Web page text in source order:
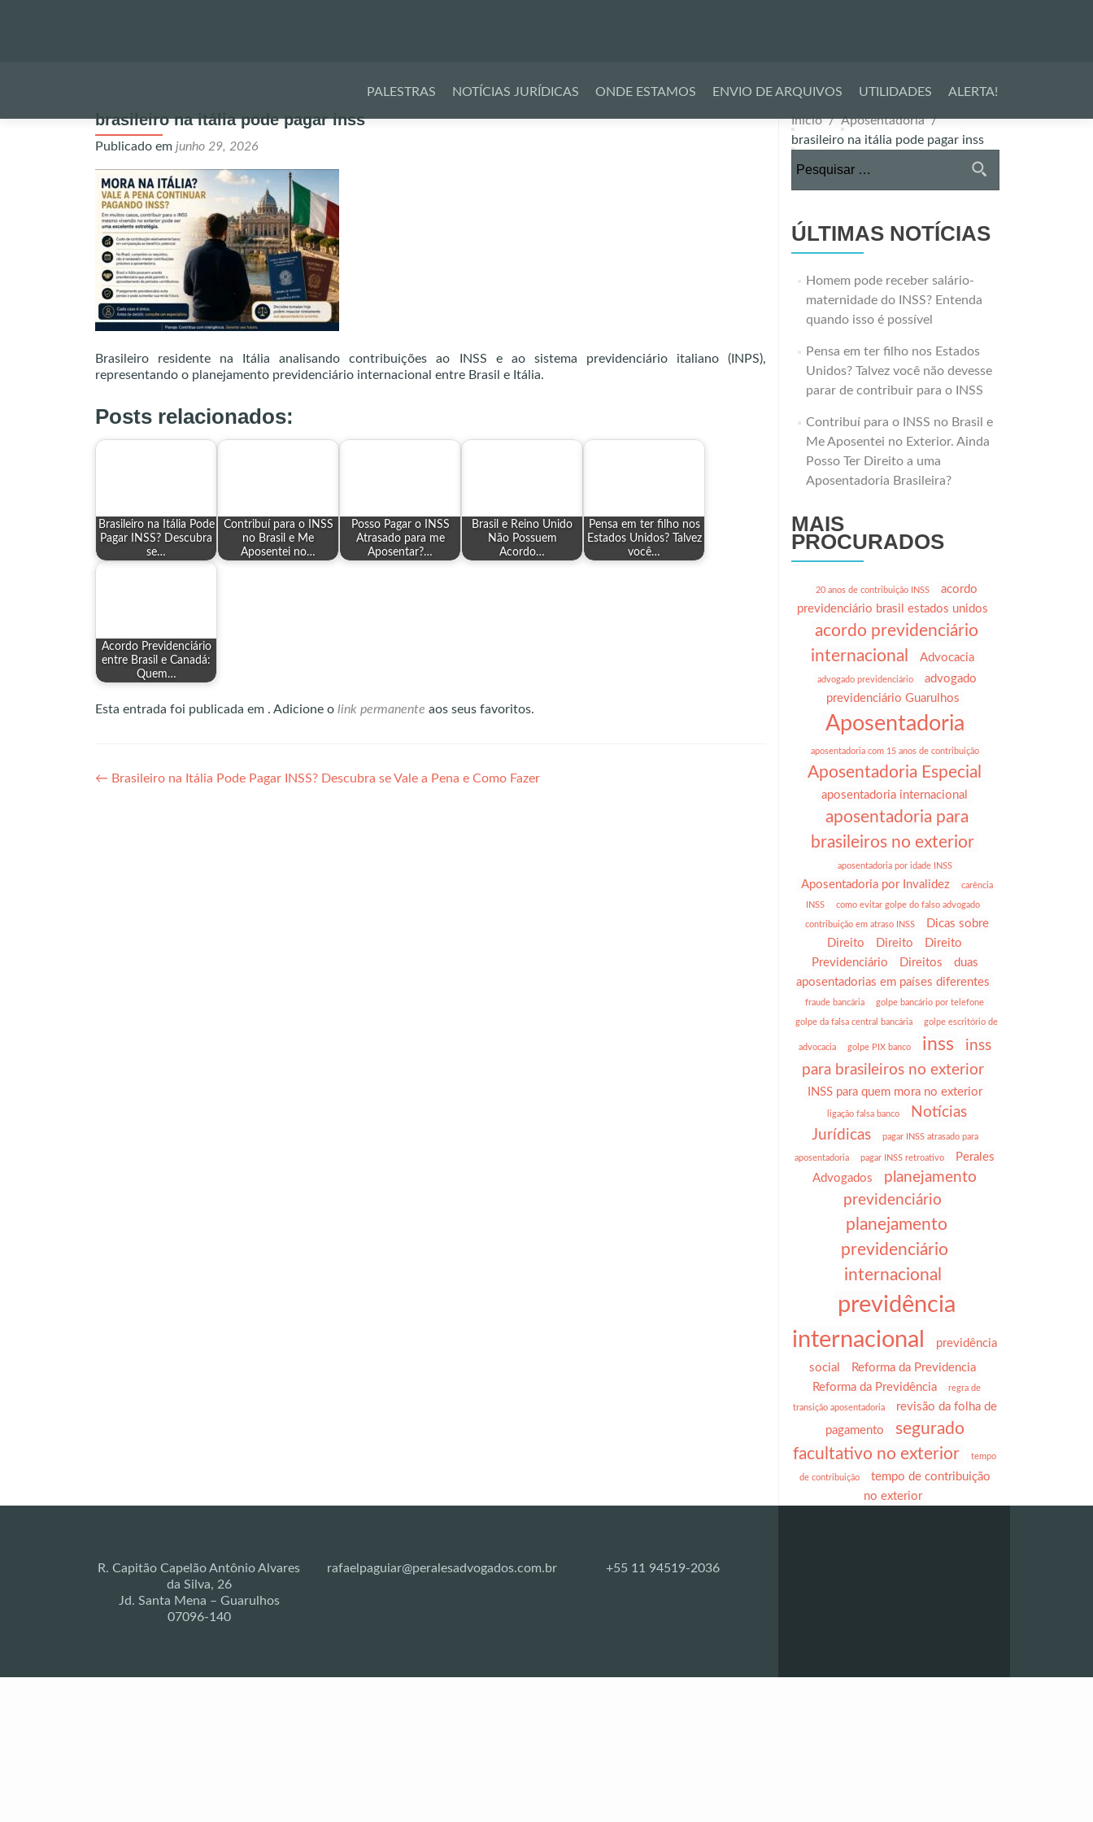
para
PALESTRAS NOTÍCIAS JURÍDICAS ONDE ESTAMOS ENVIO DE ARQUIVOS UTILIDADES ALERTA!
brasileiro na itália pode pagar inss
Publicado em junho 29, 2026
Brasileiro residente na Itália analisando contribuições ao INSS e ao sistema previdenciário italiano (INPS),
representando o planejamento previdenciário internacional entre Brasil e Itália.
Posts relacionados:
Brasileiro na Itália Pode
Pagar INSS? Descubra
se…
Contribuí para o INSS
no Brasil e Me
Aposentei no…
Posso Pagar o INSS
Atrasado para me
Aposentar?…
Brasil e Reino Unido
Não Possuem
Acordo…
Pensa em ter filho nos
Estados Unidos? Talvez
você…
Acordo Previdenciário
entre Brasil e Canadá:
Quem…
Esta entrada foi publicada em . Adicione o link permanente aos seus favoritos.
Navegação
← Brasileiro na Itália Pode Pagar INSS? Descubra se Vale a Pena e Como Fazer
Início
Aposentadoria
brasileiro na itália pode pagar inss
ÚLTIMAS NOTÍCIAS
Homem pode receber salário-
maternidade do INSS? Entenda
quando isso é possível
Pensa em ter filho nos Estados
Unidos? Talvez você não devesse
parar de contribuir para o INSS
Contribuí para o INSS no Brasil e
Me Aposentei no Exterior. Ainda
Posso Ter Direito a uma
Aposentadoria Brasileira?
MAIS
PROCURADOS
20 anos de contribuição INSS
acordo
previdenciário brasil estados unidos
acordo previdenciário
internacional
Advocacia
advogado previdenciário
advogado
previdenciário Guarulhos
Aposentadoria
aposentadoria com 15 anos de contribuição
Aposentadoria Especial
aposentadoria internacional
aposentadoria para
brasileiros no exterior
aposentadoria por idade INSS
Aposentadoria por Invalidez carência
INSS como evitar golpe do falso advogado
contribuição em atraso INSS
Dicas sobre
Direito
Direito
Direito
Previdenciário
Direitos
duas
aposentadorias em países diferentes
fraude bancária golpe bancário por telefone
golpe da falsa central bancária golpe escritório de
advocacia golpe PIX banco inss
inss
para brasileiros no exterior
INSS para quem mora no exterior
ligação falsa banco
Notícias
Jurídicas
pagar INSS atrasado para
aposentadoria pagar INSS retroativo
Perales
Advogados
planejamento
previdenciário
planejamento
previdenciário
internacional
previdência
internacional
previdência
social
Reforma da Previdencia
Reforma da Previdência
regra de
transição aposentadoria
revisão da folha de
pagamento
segurado
facultativo no exterior
tempo
de contribuição
tempo de contribuição
no exterior
R. Capitão Capelão Antônio Alvares
da Silva, 26
Jd. Santa Mena – Guarulhos
07096-140
rafaelpaguiar@peralesadvogados.com.br +55 11 94519-2036